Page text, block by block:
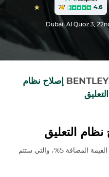
4.6
27
Dubai, Al Quoz 3,
BENTLEY
إصلاح نظام
التعليق
نظام التعليق
جميع الأسعار مذكورة باستثناء ضريبة القيمة المضافة 5%، والتي ستتم